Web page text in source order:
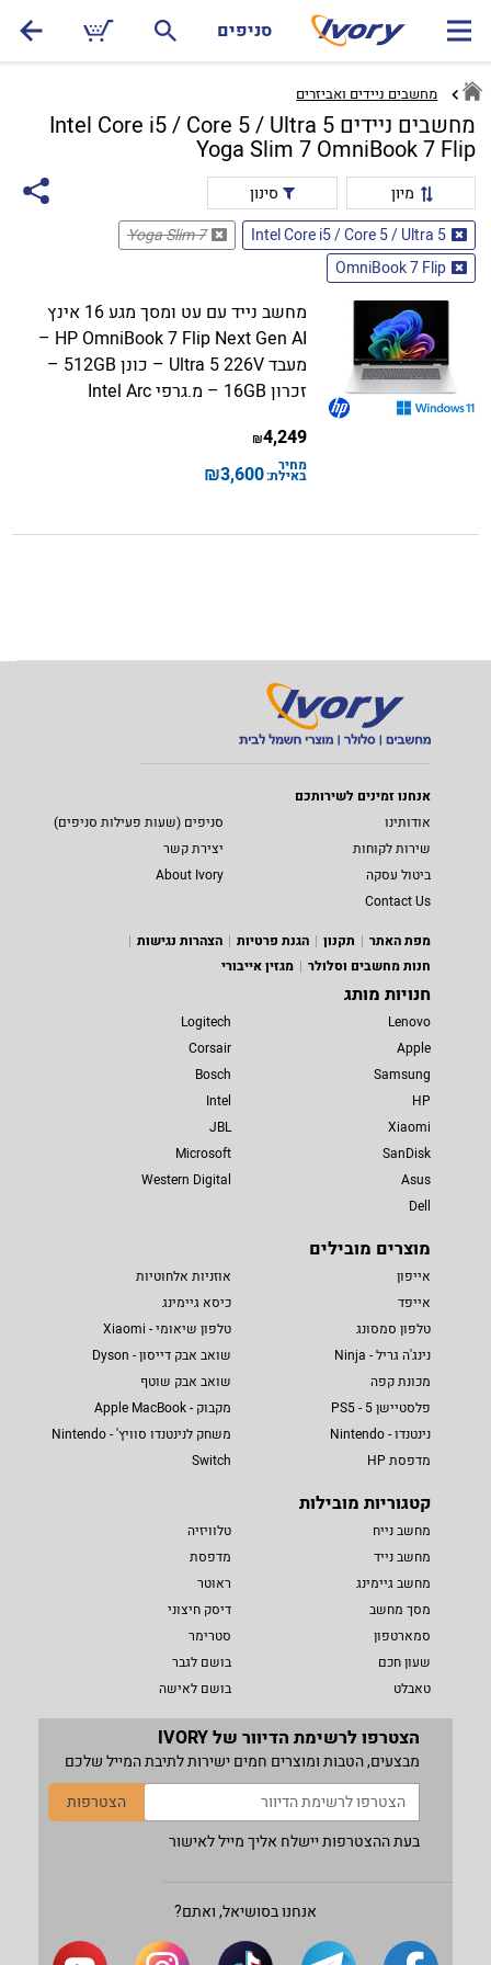
סניפים
מחשבים ניידים ואביזרים
מחשבים ניידים Intel Core i5 / Core 5 / Ultra 5
Yoga Slim 7 OmniBook 7 Flip
מיון
סינון
Intel Core i5 / Core 5 / Ultra 5
Yoga Slim 7
OmniBook 7 Flip
מחשב נייד עם עט ומסך מגע 16 אינץ
HP OmniBook 7 Flip Next Gen AI –
מעבד Ultra 5 226V – כונן 512GB –
זכרון 16GB – מ.גרפי Intel Arc
4,249
₪
מחיר
באילת:3,600
₪
אנחנו זמינים לשירותכם
אודותינו
סניפים (שעות פעילות סניפים)
שירות לקוחות
יצירת קשר
ביטול עסקה
About Ivory
Contact Us
מפת האתר
תקנון הגנת פרטיות
הצהרות נגישות
חנות מחשבים וסלולר
מגזין אייבורי
חנויות מותג
Lenovo
Apple
Samsung
HP
Xiaomi
SanDisk
Asus
Dell
Logitech
Corsair
Bosch
Intel
JBL
Microsoft
Western Digital
מוצרים מובילים
אייפון
אייפד
טלפון סמסונג
נינג'ה גריל - Ninja
מכונת קפה
פלסטיישן 5 - PS5
נינטנדו - Nintendo
מדפסת HP
אוזניות אלחוטיות
כיסא גיימינג
טלפון שיאומי - Xiaomi
שואב אבק דייסון - Dyson
שואב אבק שוטף
מקבוק - Apple MacBook
משחק לנינטנדו סוויץ' - Nintendo
Switch
קטגוריות מובילות
מחשב נייח
מחשב נייד
מחשב גיימינג
מסך מחשב
סמארטפון
שעון חכם
טאבלט
טלוויזיה
מדפסת
ראוטר
דיסק חיצוני
סטרימר
בושם לגבר
בושם לאישה
הצטרפו לרשימת הדיוור של IVORY
מבצעים, הטבות ומוצרים חמים ישירות לתיבת המייל שלכם
הצטרפות
בעת ההצטרפות יישלח אליך מייל לאישור
אנחנו בסושיאל, ואתם?